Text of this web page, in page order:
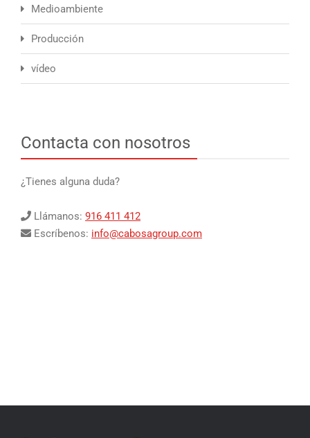
Medioambiente
Producción
vídeo
Contacta con nosotros
¿Tienes alguna duda?
Llámanos: 916 411 412
Escríbenos: info@cabosagroup.com